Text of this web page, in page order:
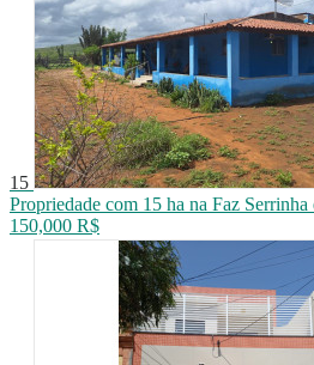
15
Propriedade com 15 ha na Faz Serrinha
150,000 R$